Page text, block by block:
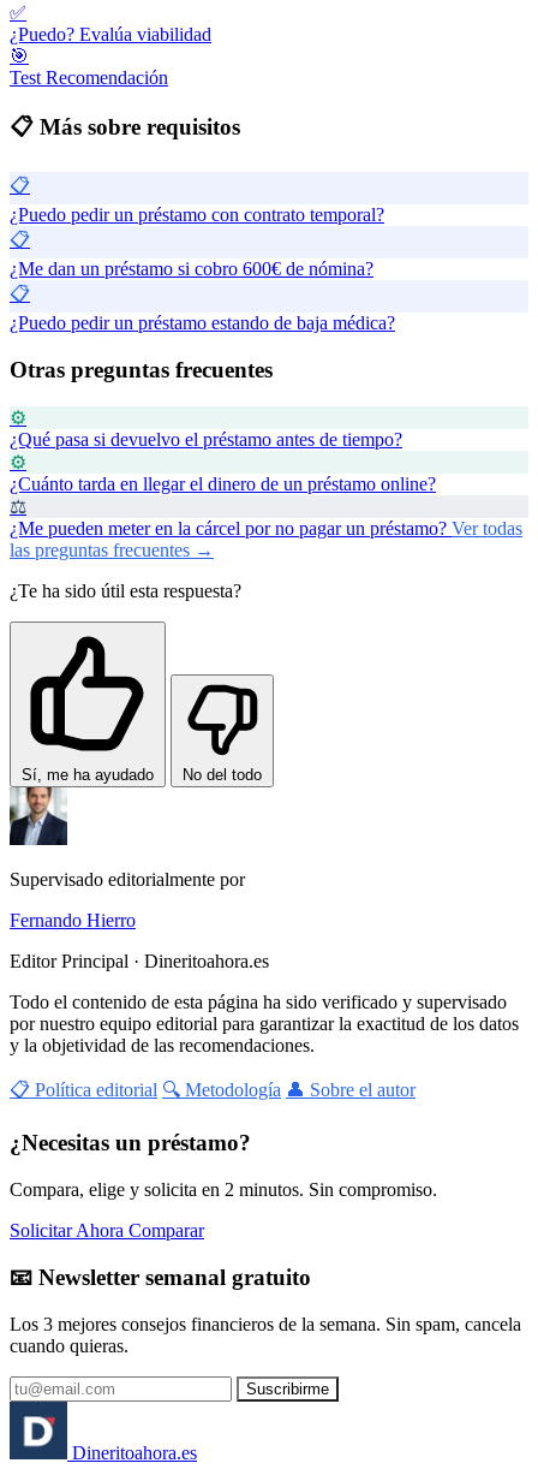
✅
¿Puedo? Evalúa viabilidad
🎯
Test Recomendación
📋 Más sobre requisitos
📋
¿Puedo pedir un préstamo con contrato temporal?
📋
¿Me dan un préstamo si cobro 600€ de nómina?
📋
¿Puedo pedir un préstamo estando de baja médica?
Otras preguntas frecuentes
⚙️
¿Qué pasa si devuelvo el préstamo antes de tiempo?
⚙️
¿Cuánto tarda en llegar el dinero de un préstamo online?
⚖️
¿Me pueden meter en la cárcel por no pagar un préstamo? Ver todas
las preguntas frecuentes →
¿Te ha sido útil esta respuesta?
Sí, me ha ayudado No del todo
Supervisado editorialmente por
Fernando Hierro
Editor Principal · Dineritoahora.es
Todo el contenido de esta página ha sido verificado y supervisado
por nuestro equipo editorial para garantizar la exactitud de los datos
y la objetividad de las recomendaciones.
📋 Política editorial 🔍 Metodología 👤 Sobre el autor
¿Necesitas un préstamo?
Compara, elige y solicita en 2 minutos. Sin compromiso.
Solicitar Ahora Comparar
📧 Newsletter semanal gratuito
Los 3 mejores consejos financieros de la semana. Sin spam, cancela
cuando quieras.
Suscribirme
Dineritoahora.es